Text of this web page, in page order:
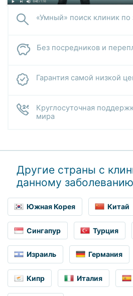
«Умный» поиск клиник по
Без посредников и
Гарантия самой низкой
Круглосуточная
мира
Другие страны с
данному заболеванию
Южная Корея Китай
Сингапур Турция
Израиль Германия
Кипр Италия